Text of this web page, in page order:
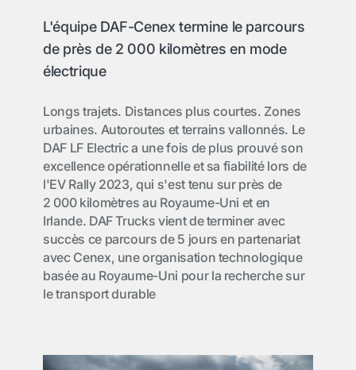
L'équipe DAF-Cenex termine le parcours
de près de 2 000 kilomètres en mode
électrique
Longs trajets. Distances plus courtes. Zones
urbaines. Autoroutes et terrains vallonnés. Le
DAF LF Electric a une fois de plus prouvé son
excellence opérationnelle et sa fiabilité lors de
l'EV Rally 2023, qui s'est tenu sur près de
2 000 kilomètres au Royaume-Uni et en
Irlande. DAF Trucks vient de terminer avec
succès ce parcours de 5 jours en partenariat
avec Cenex, une organisation technologique
basée au Royaume-Uni pour la recherche sur
le transport durable